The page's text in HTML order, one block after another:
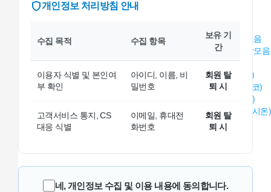
A (베시코) 드럼 곡 영상모음
B (클라시코) 드럼 곡 영상모음
자료실
음원뱅크 Level A (베시코)
음원뱅크 Level B (클라시코)
음원뱅크 Level C (탐보르)
음원뱅크 Level D (트라디시온)
아르떼 뮤직 심화
2단 파랑과정
개인정보 처리방침 안내
수집 목적 수집 항목
보유 기
간
이용자 식별 및 본인여
부 확인
아이디, 이름, 비
밀번호
회원 탈
퇴 시
고객서비스 통지, CS
대응 식별
이메일, 휴대전
화번호
회원 탈
퇴 시
네, 개인정보 수집 및 이용 내용에 동의합니다.